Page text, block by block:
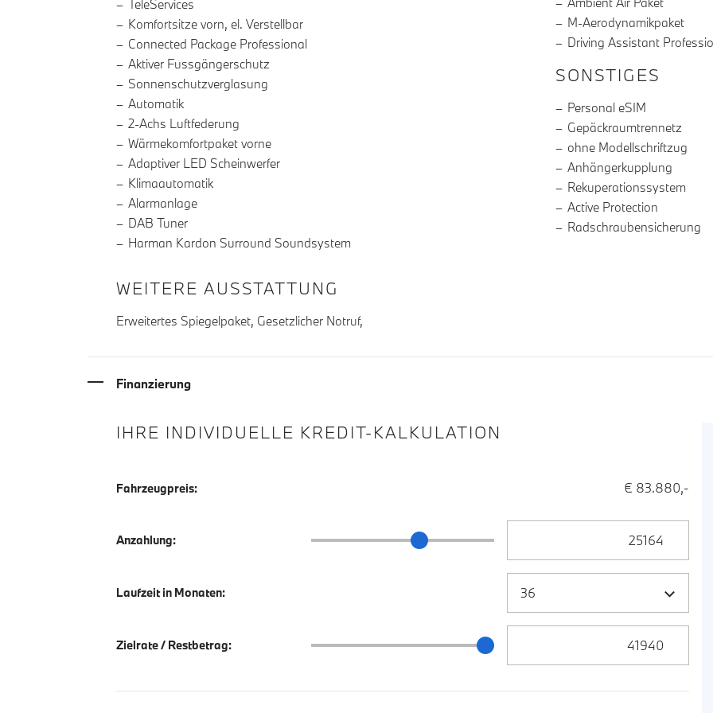
TeleServices
Komfortsitze vorn, el. Verstellbar
Connected Package Professional
Aktiver Fussgängerschutz
Sonnenschutzverglasung
Automatik
2-Achs Luftfederung
Wärmekomfortpaket vorne
Adaptiver LED Scheinwerfer
Klimaautomatik
Alarmanlage
DAB Tuner
Harman Kardon Surround Soundsystem
M-Aerodynamikpaket
Driving Assistant
SONSTIGES
Personal eSIM
Gepäckraumtrennetz
ohne Modellschriftzug
Anhängerkupplung
Rekuperationssystem
Active Protection
Radschraubensicherung
WEITERE AUSSTATTUNG
Erweitertes Spiegelpaket, Gesetzlicher Notruf,
Finanzierung
IHRE INDIVIDUELLE KREDIT-KALKULATION
Fahrzeugpreis: € 83.880,-
Anzahlung: Anzahlung Schieberegler
Laufzeit in Monaten:
Zielrate / Restbetrag: Zielrate / Restbetrag Schieberegler